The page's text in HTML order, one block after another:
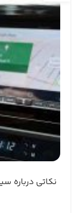
نکاتی درباره